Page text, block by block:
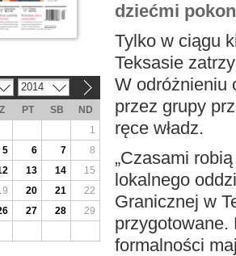
dziećmi
Tylko w ciągu
Teksasie
W odróżnieniu
przez grupy
ręce władz.
„Czasami
lokalnego
Granicznej w
przygotowane.
formalności
2014
PT SB
ND
1
5 6 7
8
13 14
15
20 21
22
27 28
29